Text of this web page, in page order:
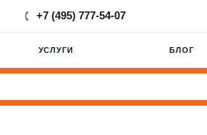
+7 (495) 777-54-07
УСЛУГИ БЛОГ